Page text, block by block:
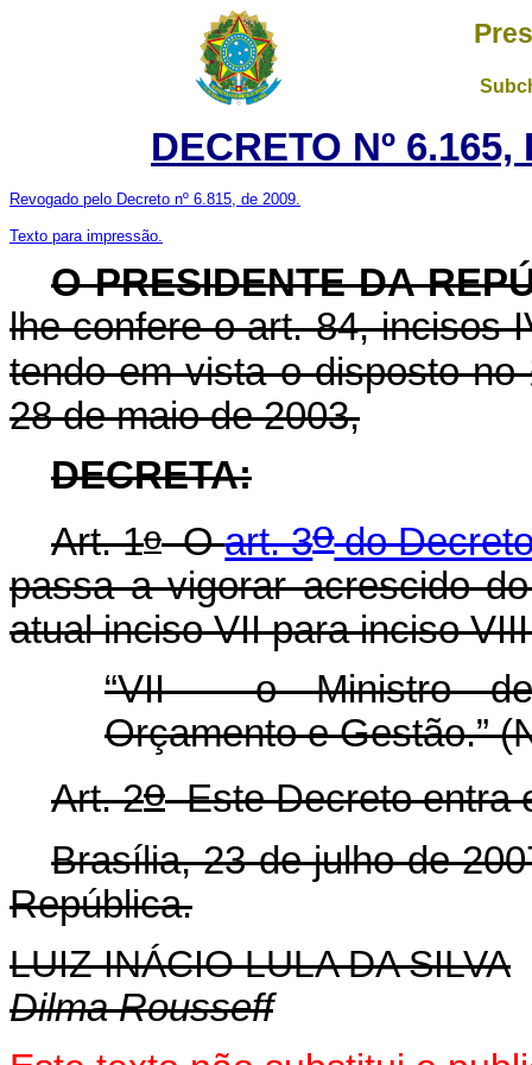
DECRETO Nº
Revogado pelo Decreto nº 6.815, de 2009.
Texto para impressão.
O PRESIDENTE DA
lhe confere o art. 84, incisos
tendo em vista o disposto no
28 de maio de 2003,
DECRETA:
Art. 1oOart. 3odo
passa a vigorar acrescido
atual inciso VII para inciso VIII
“VII - o Ministro de
Orçamento e Gestão.”
Art. 2oEste Decreto entra
Brasília, 23 de julho de
República.
LUIZ INÁCIO LULA DA SILVA
Dilma Rousseff